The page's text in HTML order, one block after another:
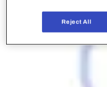
Reject All